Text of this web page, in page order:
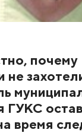
почему
не
ГУКС
время